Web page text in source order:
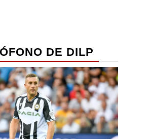
DE DILP